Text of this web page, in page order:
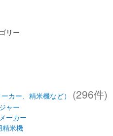
リー
カー、精米機など） (296件)
ャー
ーカー
精米機